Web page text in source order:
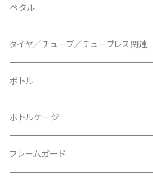
BLUEGRASS/ブルーグラス
BONTRAGER/ボントレガー
BURGTEC/バーグテック
BUSCH＋MULLER/ブッシュ＆ミュラー
CAMELBAK/キャメルバッグ
チェーンリング
ディスクブレーキ
ブレーキローター
ブレーキパッド
ディレーラーハンガー
トップキャップ
ベル
ドロッパーポスト
シートクランプ
ペダル
ビンディングペダル
フラットペダル
クリート
タイヤ／チューブ／チューブレス関連
700c
29" / 27.5"
〜26"
ボトル
ボトルケージ
フレームガード